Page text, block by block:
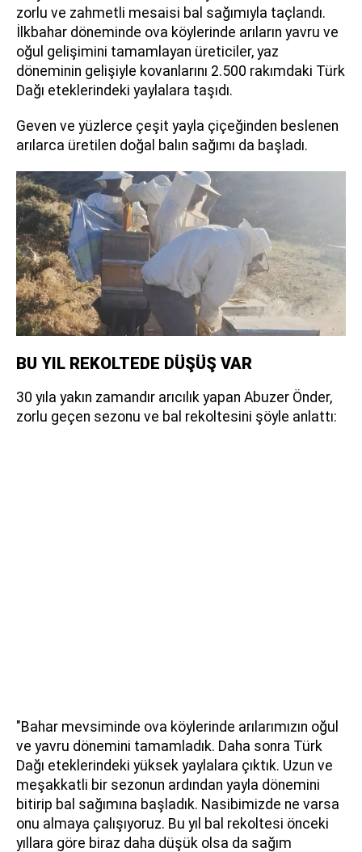
zorlu ve zahmetli mesaisi bal sağımıyla taçlandı.
İlkbahar döneminde ova köylerinde arıların yavru ve
oğul gelişimini tamamlayan üreticiler, yaz
döneminin gelişiyle kovanlarını 2.500 rakımdaki Türk
Dağı eteklerindeki yaylalara taşıdı.
Geven ve yüzlerce çeşit yayla çiçeğinden beslenen
arılarca üretilen doğal balın sağımı da başladı.
BU YIL REKOLTEDE DÜŞÜŞ VAR
30 yıla yakın zamandır arıcılık yapan Abuzer Önder,
zorlu geçen sezonu ve bal rekoltesini şöyle anlattı:
"Bahar mevsiminde ova köylerinde arılarımızın oğul
ve yavru dönemini tamamladık. Daha sonra Türk
Dağı eteklerindeki yüksek yaylalara çıktık. Uzun ve
meşakkatli bir sezonun ardından yayla dönemini
bitirip bal sağımına başladık. Nasibimizde ne varsa
onu almaya çalışıyoruz. Bu yıl bal rekoltesi önceki
yıllara göre biraz daha düşük olsa da sağım